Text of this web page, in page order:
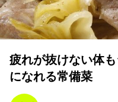
疲れが抜けない体
になれる常備菜